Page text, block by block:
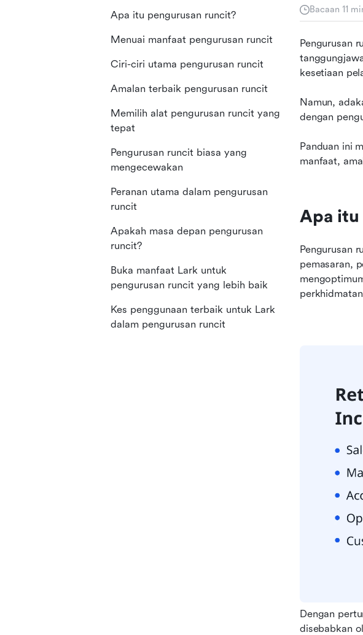
Bacaan 11
Pengurusan
kesetiaan
Namun,
dengan
Panduan ini
manfaat,
Apa itu
Pengurusan
pemasaran,
Dengan
disebabkan
Apa itu pengurusan runcit?
Menuai manfaat pengurusan runcit
Ciri-ciri utama pengurusan runcit
Amalan terbaik pengurusan runcit
Memilih alat pengurusan runcit yang
tepat
Pengurusan runcit biasa yang
mengecewakan
Peranan utama dalam pengurusan
runcit
Apakah masa depan pengurusan
runcit?
Buka manfaat Lark untuk
pengurusan runcit yang lebih baik
Kes penggunaan terbaik untuk Lark
dalam pengurusan runcit